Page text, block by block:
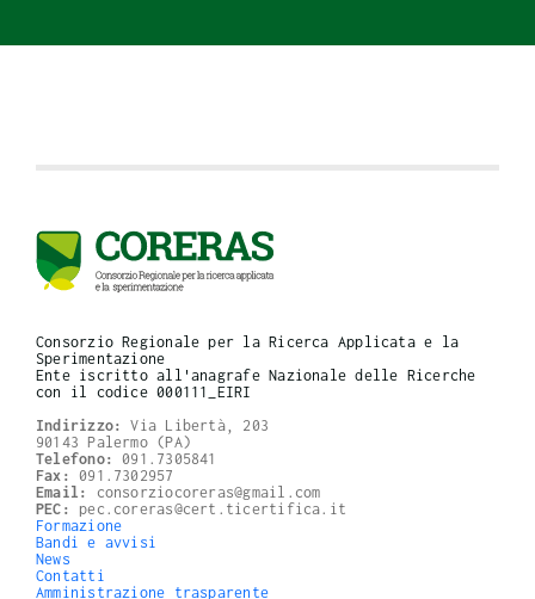
Consorzio Regionale per la Ricerca Applicata e la
Sperimentazione
Ente iscritto all'anagrafe Nazionale delle Ricerche
con il codice 000111_EIRI
Indirizzo: Via Libertà, 203
90143 Palermo (PA)
Telefono: 091.7305841
Fax: 091.7302957
Email:
consorziocoreras@gmail.com
PEC:
pec.coreras@cert.ticertifica.it
Formazione
Bandi e avvisi
News
Contatti
Amministrazione trasparente